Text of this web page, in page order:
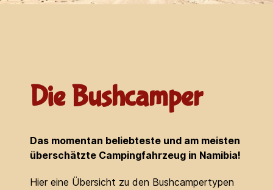
Die Bushcamper
Das momentan beliebteste und am meisten
überschätzte Campingfahrzeug in Namibia!
Hier eine Übersicht zu den Bushcampertypen